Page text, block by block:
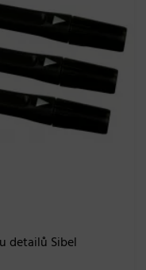
detailů Sibel